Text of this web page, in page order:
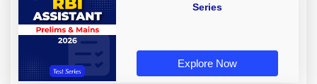
Series
Explore Now